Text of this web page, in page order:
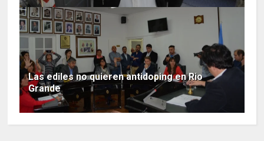
Las ediles no quieren antidoping en Rio
Grande